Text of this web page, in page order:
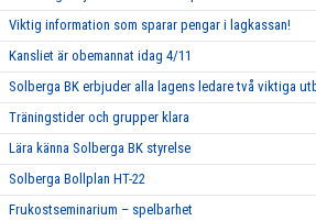
Viktig information som sparar pengar i lagkassan!
Kansliet är obemannat idag 4/11
Solberga BK erbjuder alla lagens ledare två viktiga
Träningstider och grupper klara
Lära känna Solberga BK styrelse
Solberga Bollplan HT-22
Frukostseminarium – spelbarhet